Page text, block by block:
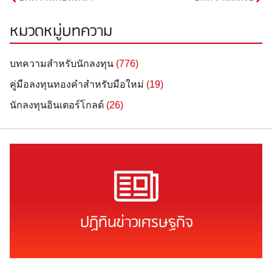
หมวดหมู่บทความ
บทความสำหรับนักลงทุน (776)
คู่มือลงทุนทองคำสำหรับมือใหม่ (19)
นักลงทุนอินเตอร์โกลด์ (26)
ปฏิทินข่าวเศรษฐกิจ